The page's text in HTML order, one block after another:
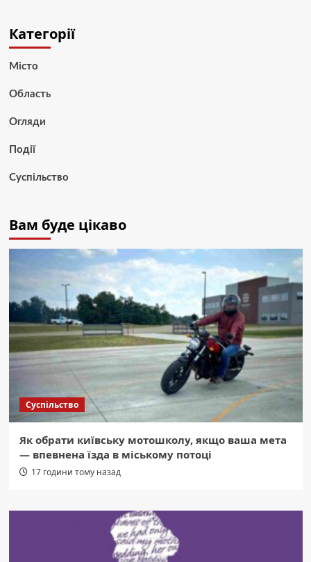
Категорії
Місто
Область
Огляди
Події
Суспільство
Вам буде цікаво
Суспільство
Як обрати київську мотошколу, якщо ваша мета
— впевнена їзда в міському потоці
17 години тому назад